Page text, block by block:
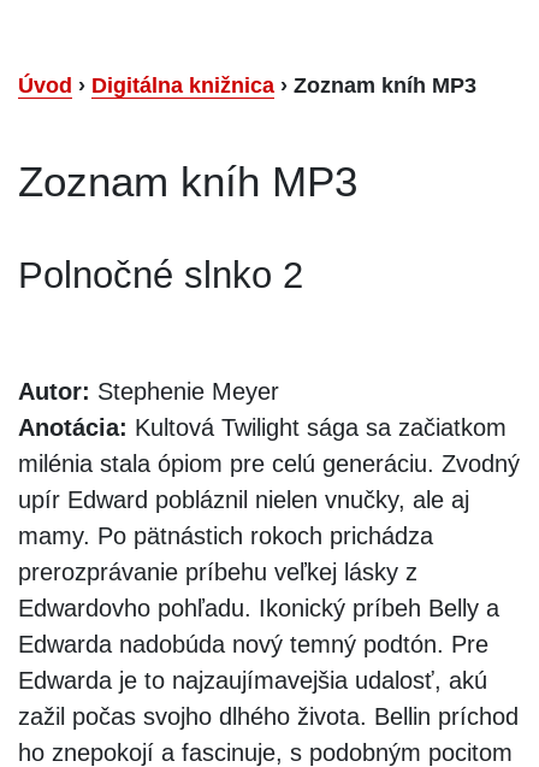
Úvod › Digitálna knižnica › Zoznam kníh MP3
Zoznam kníh MP3
Polnočné slnko 2
Autor: Stephenie Meyer
Anotácia: Kultová Twilight sága sa začiatkom
milénia stala ópiom pre celú generáciu. Zvodný
upír Edward pobláznil nielen vnučky, ale aj
mamy. Po pätnástich rokoch prichádza
prerozprávanie príbehu veľkej lásky z
Edwardovho pohľadu. Ikonický príbeh Belly a
Edwarda nadobúda nový temný podtón. Pre
Edwarda je to najzaujímavejšia udalosť, akú
zažil počas svojho dlhého života. Bellin príchod
ho znepokojí a fascinuje, s podobným pocitom